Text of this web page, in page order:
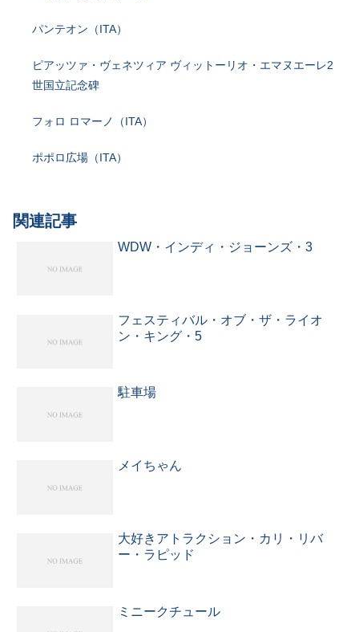
パンテオン（ITA）
ピアッツァ・ヴェネツィア ヴィットーリオ・エマヌエーレ2
世国立記念碑
フォロ ロマーノ（ITA）
ポポロ広場（ITA）
関連記事
WDW・インディ・ジョーンズ・3
フェスティバル・オブ・ザ・ライオ
ン・キング・5
駐車場
メイちゃん
大好きアトラクション・カリ・リバ
ー・ラピッド
ミニークチュール